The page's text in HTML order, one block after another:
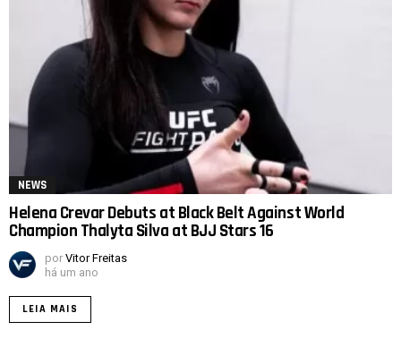
NEWS
Helena Crevar Debuts at Black Belt Against World
Champion Thalyta Silva at BJJ Stars 16
por Vitor Freitas
há um ano
LEIA MAIS